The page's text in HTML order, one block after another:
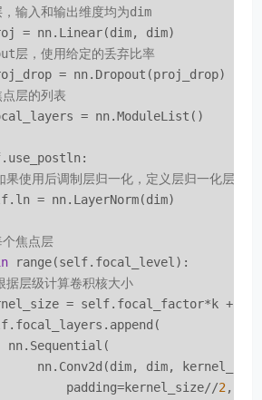
输入和输出维度均为dim
= nn.Linear(dim, dim)
层，使用给定的丢弃比率
= nn.Dropout(proj_drop)
层的列表
= nn.ModuleList()
果使用后调制层归一化，定义层归一化层
= nn.LayerNorm(dim)
焦点层
range(self.focal_level):
据层级计算卷积核大小
= self.focal_factor*k +
nn.Sequential(
nn.Conv2d(dim, dim,
padding=kernel_size//
2 ,